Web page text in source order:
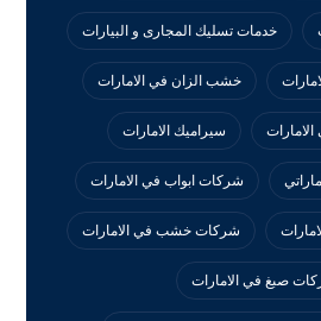
خدمات تسليك المجارى و البيارات
خشب الزان في الامارات
سيراميك الامارات
شركات ابواب في الامارات
شركات خشب في الامارات
صبغ في الامارات